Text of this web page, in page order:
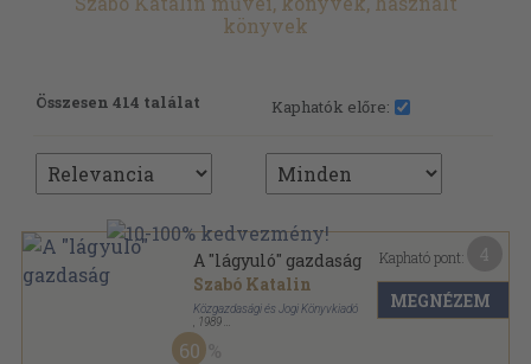
könyvek
Összesen 414 találat Kaphatók előre:
A "lágyuló" gazdaság
Szabó Katalin
Közgazdasági és Jogi Könyvkiadó
1989
Ragasztott papírkötés
60
Kapható pont:
MEGNÉZEM